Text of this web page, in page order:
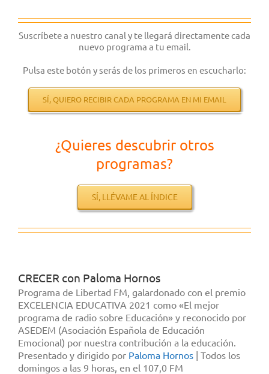
Suscríbete a nuestro canal y te llegará directamente cada
nuevo programa a tu email.
Pulsa este botón y serás de los primeros en escucharlo:
SÍ, QUIERO RECIBIR CADA PROGRAMA EN MI EMAIL
¿Quieres descubrir otros
programas?
SÍ, LLÉVAME AL ÍNDICE
CRECER con Paloma Hornos
Programa de Libertad FM, galardonado con el premio
EXCELENCIA EDUCATIVA 2021 como «El mejor
programa de radio sobre Educación» y reconocido por
ASEDEM (Asociación Española de Educación
Emocional) por nuestra contribución a la educación.
Presentado y dirigido por Paloma Hornos | Todos los
domingos a las 9 horas, en el 107,0 FM